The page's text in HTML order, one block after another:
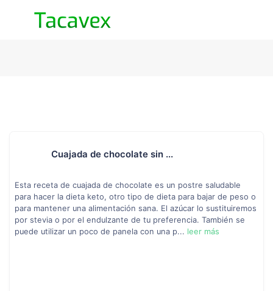
Cuajada de chocolate sin ...
Esta receta de cuajada de chocolate es un postre saludable
para hacer la dieta keto, otro tipo de dieta para bajar de peso o
para mantener una alimentación sana. El azúcar lo sustituiremos
por stevia o por el endulzante de tu preferencia. También se
puede utilizar un poco de panela con una p... leer más